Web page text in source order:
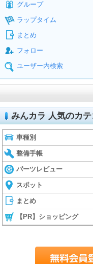
グループ
ラップタイム
まとめ
フォロー
ユーザー内検索
みんカラ 人気のカテ
車種別
整備手帳
パーツレビュー
スポット
まとめ
【PR】ショッピング